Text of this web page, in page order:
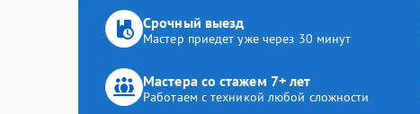
Срочный выезд
Мастер приедет уже через 30 минут
Мастера со стажем 7+ лет
Работаем с техникой любой сложности